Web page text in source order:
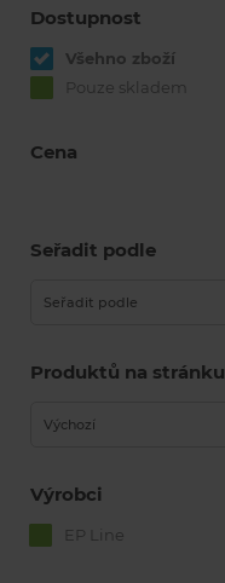
Dostupnost
Všehno zboží
Pouze skladem
Cena
Seřadit podle
Seřadit podle
Produktů na stránku
Výchozí
Výrobci
EP Line